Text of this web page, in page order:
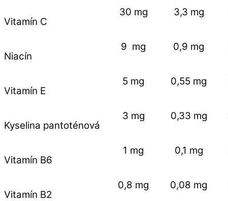
Vitamín C
30 mg 3,3 mg
Niacín
9 mg 0,9 mg
Vitamín E
5 mg 0,55 mg
Kyselina pantoténová
3 mg 0,33 mg
Vitamín B6
1 mg 0,1 mg
Vitamín B2
0,8 mg 0,08 mg